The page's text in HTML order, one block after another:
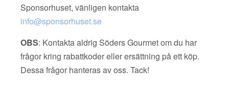
Sponsorhuset, vänligen kontakta
info@sponsorhuset.se
OBS: Kontakta aldrig Söders Gourmet om du har
frågor kring rabattkoder eller ersättning på ett köp.
Dessa frågor hanteras av oss. Tack!